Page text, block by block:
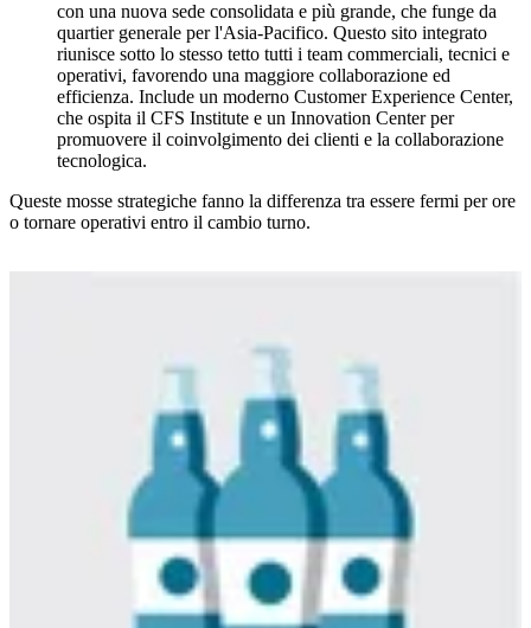
con una nuova sede consolidata e più grande, che funge da
quartier generale per l'Asia-Pacifico. Questo sito integrato
riunisce sotto lo stesso tetto tutti i team commerciali, tecnici e
operativi, favorendo una maggiore collaborazione ed
efficienza. Include un moderno Customer Experience Center,
che ospita il CFS Institute e un Innovation Center per
promuovere il coinvolgimento dei clienti e la collaborazione
tecnologica.
Queste mosse strategiche fanno la differenza tra essere fermi per ore
o tornare operativi entro il cambio turno.